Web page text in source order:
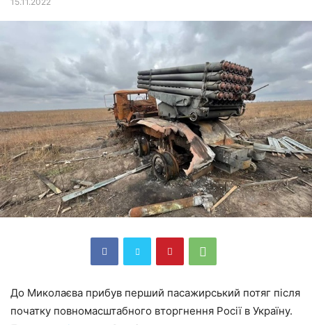
До Миколаєва прибув перший пасажирський потяг після
початку повномасштабного вторгнення Росії в Україну.